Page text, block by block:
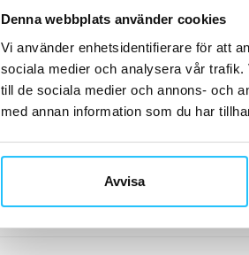
Denna webbplats använder cookies
Vi använder enhetsidentifierare för att
sociala medier och analysera vår
till de sociala medier och annons- och
med annan information som du har
Avvisa